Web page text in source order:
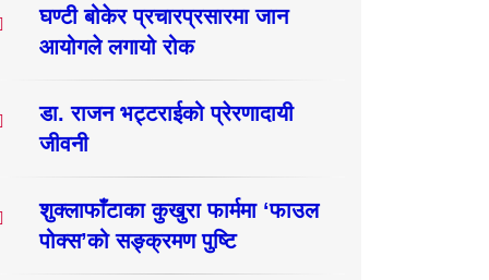
घण्टी बोकेर प्रचारप्रसारमा जान
आयोगले लगायो रोक
डा. राजन भट्टराईको प्रेरणादायी
जीवनी
शुक्लाफाँटाका कुखुरा फार्ममा ‘फाउल
पोक्स’को सङ्क्रमण पुष्टि